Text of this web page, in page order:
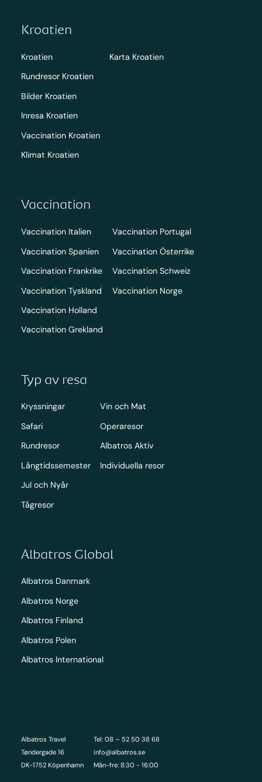
Kroatien
Kroatien
Rundresor Kroatien
Bilder Kroatien
Inresa Kroatien
Vaccination Kroatien
Klimat Kroatien
Karta Kroatien
Vaccination
Vaccination Italien
Vaccination Spanien
Vaccination Frankrike
Vaccination Tyskland
Vaccination Holland
Vaccination Grekland
Vaccination Portugal
Vaccination Österrike
Vaccination Schweiz
Vaccination Norge
Albatros Travel
Tøndergade 16
DK-1752 Köpenhamn
Tel: 08 – 52 50 38 68
info@albatros.se
Mån-fre: 8:30 - 16:00
Typ av resa
Kryssningar
Safari
Rundresor
Långtidssemester
Jul och Nyår
Tågresor
Vin och Mat
Operaresor
Albatros Aktiv
Individuella resor
Albatros Global
Albatros Danmark
Albatros Norge
Albatros Finland
Albatros Polen
Albatros International